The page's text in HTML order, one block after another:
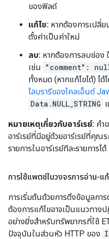
ของฟิลด์
แก้ไข: หากต้องการเปลี่
ตั้งค่าเป็นค่าใหม่
ลบ: หากต้องการลบช่อง
เช่น "comment":
ทั้งหมด (หากแก้ไขได้) ได้
ไลบรารีของไคลเอ็นต์
Data.NULL_STRING
หมายเหตุเกี่ยวกับอาร์เรย์: คำ
อาร์เรย์ที่มีอยู่ด้วยอาร์เรย์ที่คุณ
รายการในอาร์เรย์ทีละรายการได้
การใช้แพตช์ในวงจรการอ่าน-แ
การเริ่มต้นด้วยการดึงข้อมูลก
ต้องการแก้ไขอาจเป็นแนวทาง
อย่างยิ่งสำหรับทรัพยากรที่ใช้
ปัจจุบันในส่วนหัว HTTP ของ